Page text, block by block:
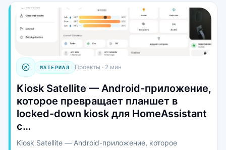
МАТЕРИАЛ Проекты · 2 мин
Kiosk Satellite — Android-приложение,
которое превращает планшет в
locked-down kiosk для HomeAssistant
с…
Kiosk Satellite — Android-приложение, которое